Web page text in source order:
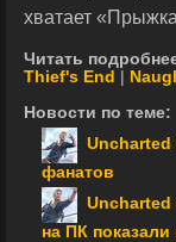
хватает
Читать
Thief's End |
Новости по теме:
Uncharted
фанатов
Uncharted
на ПК